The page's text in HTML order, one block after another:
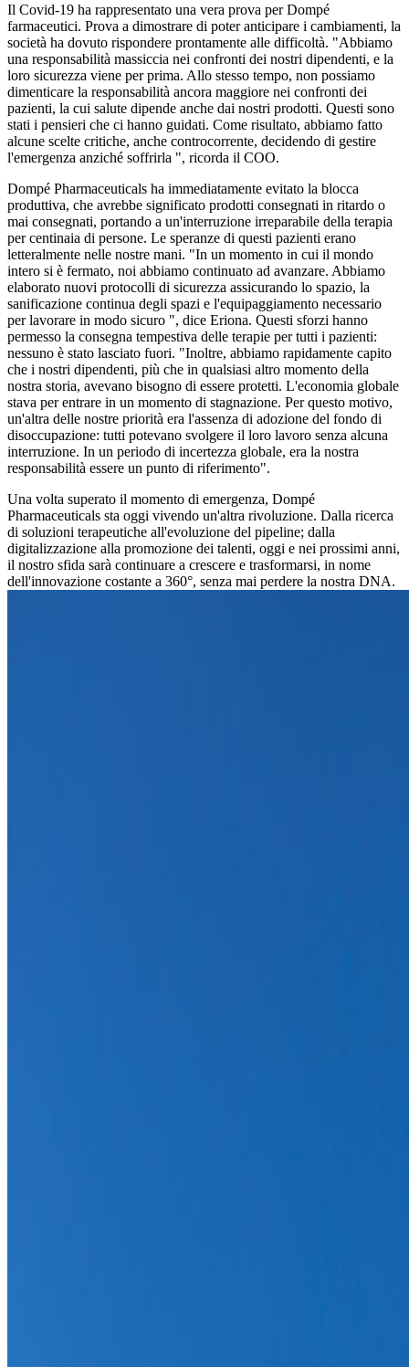
Il Covid-19 ha rappresentato una vera prova per Dompé
farmaceutici. Prova a dimostrare di poter anticipare i cambiamenti, la
società ha dovuto rispondere prontamente alle difficoltà. "Abbiamo
una responsabilità massiccia nei confronti dei nostri dipendenti, e la
loro sicurezza viene per prima. Allo stesso tempo, non possiamo
dimenticare la responsabilità ancora maggiore nei confronti dei
pazienti, la cui salute dipende anche dai nostri prodotti. Questi sono
stati i pensieri che ci hanno guidati. Come risultato, abbiamo fatto
alcune scelte critiche, anche controcorrente, decidendo di gestire
l'emergenza anziché soffrirla ", ricorda il COO.
Dompé Pharmaceuticals ha immediatamente evitato la blocca
produttiva, che avrebbe significato prodotti consegnati in ritardo o
mai consegnati, portando a un'interruzione irreparabile della terapia
per centinaia di persone. Le speranze di questi pazienti erano
letteralmente nelle nostre mani. "In un momento in cui il mondo
intero si è fermato, noi abbiamo continuato ad avanzare. Abbiamo
elaborato nuovi protocolli di sicurezza assicurando lo spazio, la
sanificazione continua degli spazi e l'equipaggiamento necessario
per lavorare in modo sicuro ", dice Eriona. Questi sforzi hanno
permesso la consegna tempestiva delle terapie per tutti i pazienti:
nessuno è stato lasciato fuori. "Inoltre, abbiamo rapidamente capito
che i nostri dipendenti, più che in qualsiasi altro momento della
nostra storia, avevano bisogno di essere protetti. L'economia globale
stava per entrare in un momento di stagnazione. Per questo motivo,
un'altra delle nostre priorità era l'assenza di adozione del fondo di
disoccupazione: tutti potevano svolgere il loro lavoro senza alcuna
interruzione. In un periodo di incertezza globale, era la nostra
responsabilità essere un punto di riferimento".
Una volta superato il momento di emergenza, Dompé
Pharmaceuticals sta oggi vivendo un'altra rivoluzione. Dalla ricerca
di soluzioni terapeutiche all'evoluzione del pipeline; dalla
digitalizzazione alla promozione dei talenti, oggi e nei prossimi anni,
il nostro sfida sarà continuare a crescere e trasformarsi, in nome
dell'innovazione costante a 360°, senza mai perdere la nostra DNA.